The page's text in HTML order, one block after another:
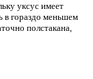
уксус имеет
в гораздо меньшем
полстакана,